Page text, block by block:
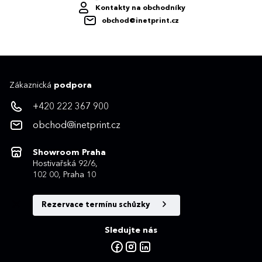
Kontakty na obchodníky
obchod@inetprint.cz
Zákaznická podpora
+420 222 367 900
obchod@inetprint.cz
Showroom Praha
Hostivařská 92/6,
102 00, Praha 10
Rezervace termínu schůzky
Sledujte nás